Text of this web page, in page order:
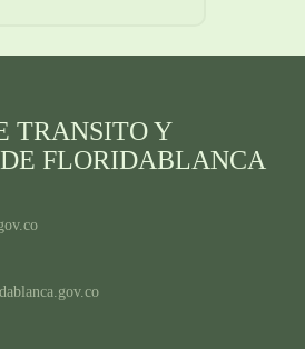
TRANSITO Y
FLORIDABLANCA